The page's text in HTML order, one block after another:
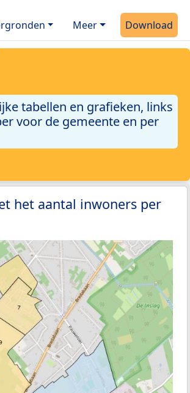
Meer Download
tabellen en grafieken, links
voor de gemeente en per
het aantal inwoners per